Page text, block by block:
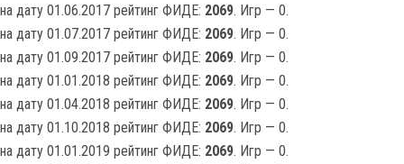
на дату 01.06.2017 рейтинг ФИДЕ: 2069. Игр — 0.
на дату 01.07.2017 рейтинг ФИДЕ: 2069. Игр — 0.
на дату 01.09.2017 рейтинг ФИДЕ: 2069. Игр — 0.
на дату 01.01.2018 рейтинг ФИДЕ: 2069. Игр — 0.
на дату 01.04.2018 рейтинг ФИДЕ: 2069. Игр — 0.
на дату 01.10.2018 рейтинг ФИДЕ: 2069. Игр — 0.
на дату 01.01.2019 рейтинг ФИДЕ: 2069. Игр — 0.